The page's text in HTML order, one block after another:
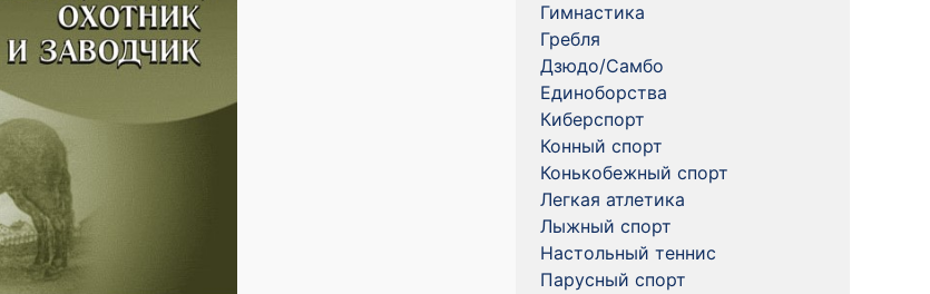
Гимнастика
Гребля
Дзюдо/Самбо
Единоборства
Киберспорт
Конный спорт
Конькобежный спорт
Легкая атлетика
Лыжный спорт
Настольный теннис
Парусный спорт